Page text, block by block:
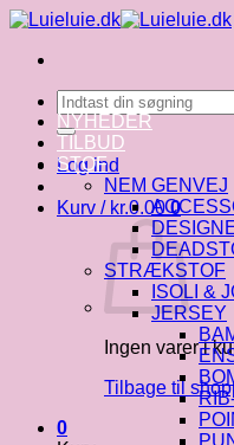
Fortsæt
indhold
Søg
efter:
Log ind
Kurv / kr.0.00 0
Ingen varer i
Tilbage til
0
NYHEDER
TILBUD
STOF
NEM GENVEJ
STRÆKSTOF
ISOLI &
JERSEY